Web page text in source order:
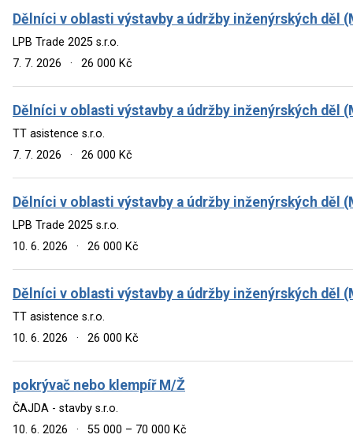
Dělníci v oblasti výstavby a údržby inženýrských děl
LPB Trade 2025 s.r.o.
7. 7. 2026
· 26 000 Kč
Dělníci v oblasti výstavby a údržby inženýrských děl
TT asistence s.r.o.
7. 7. 2026
· 26 000 Kč
Dělníci v oblasti výstavby a údržby inženýrských děl
LPB Trade 2025 s.r.o.
10. 6. 2026
· 26 000 Kč
Dělníci v oblasti výstavby a údržby inženýrských děl
TT asistence s.r.o.
10. 6. 2026
· 26 000 Kč
pokrývač nebo klempíř M/Ž
ČAJDA - stavby s.r.o.
10. 6. 2026
· 55 000 – 70 000 Kč